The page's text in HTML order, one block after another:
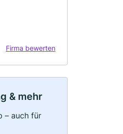
Firma bewerten
& mehr
– auch für